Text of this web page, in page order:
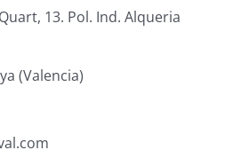
13. Pol. Ind. Alqueria
(Valencia)